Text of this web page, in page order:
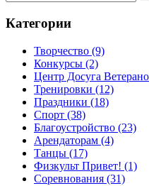
Категории
Творчество (9)
Конкурсы (2)
Центр Досуга
Тренировки (12)
Праздники (18)
Спорт (38)
Благоустройство (23)
Арендаторам (4)
Танцы (17)
Физкульт Привет! (1)
Соревнования (31)